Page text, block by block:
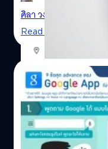
ภาพจาก
ดูข่าวเด่นใน
ผ่านมา ส่วนข่าวที่โพ
ขึ้นมาให้เห็น ผู้ใช้ก็จะ
โดยปกติแล้ว
เนื้อหาใหม่และจัดท
สนใจ ระบบจะนำหั
ใดบ้างที่เก็บข้อมูลไว้
ค้นหาออกมา ดังนั้นห
ได้ ผลลัพธ์จากการ
ดัชนีที่มีอยู่ และตรง
ศิลา วงศ์เจริญ
Read More
07/08/2015
รู้หรือยัง ?
ได้มากกว่าที่คุ
เชื่อว่าทุกวันนี้ผู้ที่ใช้